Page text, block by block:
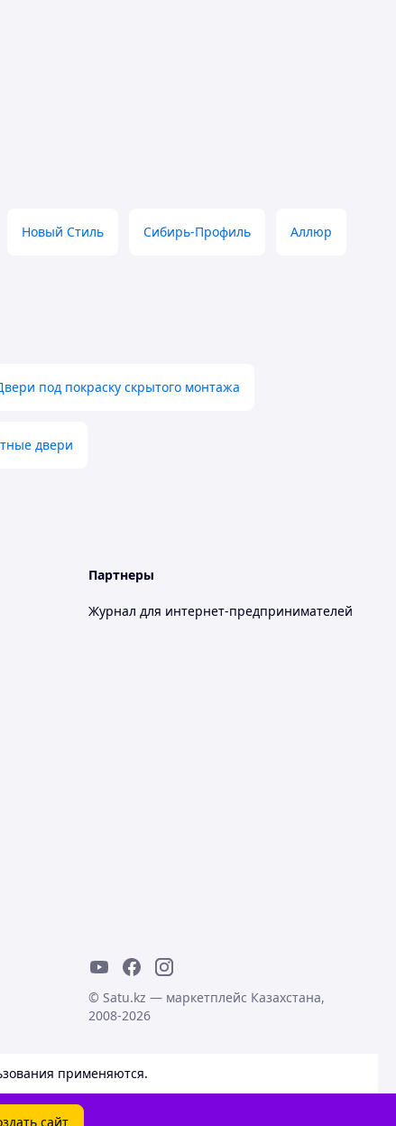
Новый Стиль Сибирь-Профиль Аллюр
под покраску скрытого монтажа
двери
Партнеры
Журнал для интернет-предпринимателей
© Satu.kz — маркетплейс Казахстана,
2008-2026
применяются.
сайт